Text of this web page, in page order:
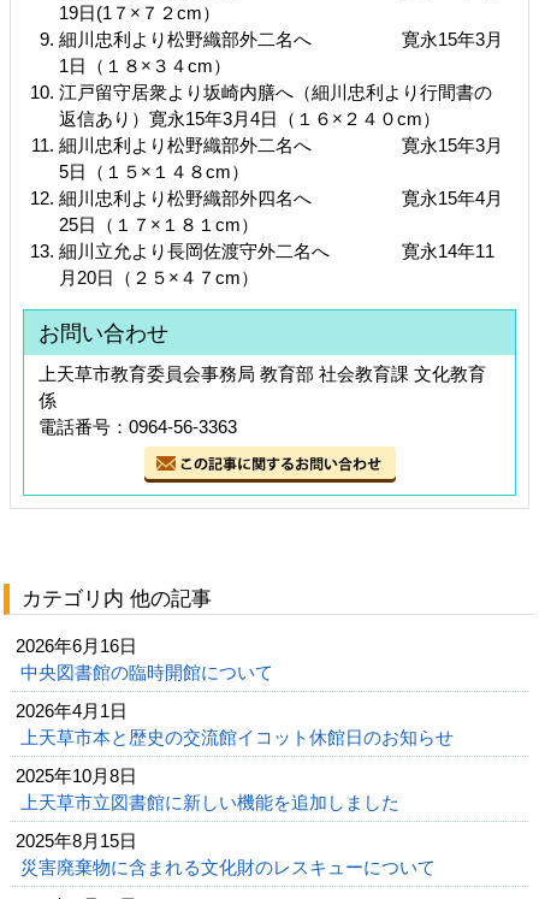
19日(1７×７２cm）
細川忠利より松野織部外二名へ 寛永15年3月
1日（１８×３４cm）
江戸留守居衆より坂崎内膳へ（細川忠利より行間書の
返信あり）寛永15年3月4日（１６×２４０cm）
細川忠利より松野織部外二名へ 寛永15年3月
5日（１５×１４８cm）
細川忠利より松野織部外四名へ 寛永15年4月
25日（１７×１８１cm）
細川立允より長岡佐渡守外二名へ 寛永14年11
月20日（２５×４７cm）
お問い合わせ
上天草市教育委員会事務局 教育部 社会教育課 文化教育
係
電話番号：0964-56-3363
カテゴリ内 他の記事
2026年6月16日
中央図書館の臨時開館について
2026年4月1日
上天草市本と歴史の交流館イコット休館日のお知らせ
2025年10月8日
上天草市立図書館に新しい機能を追加しました
2025年8月15日
災害廃棄物に含まれる文化財のレスキューについて